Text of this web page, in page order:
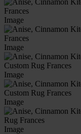
Image
Image
Image
Image
Image